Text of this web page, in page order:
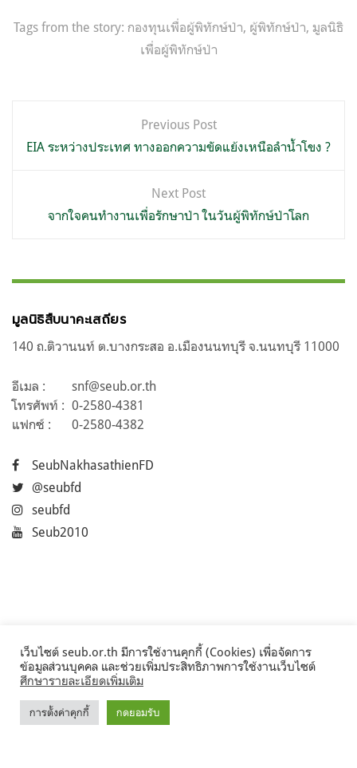
Tags from the story: กองทุนเพื่อผู้พิทักษ์ป่า, ผู้พิทักษ์ป่า, มูลนิธิ
เพื่อผู้พิทักษ์ป่า
เรื่อง
Previous Post
EIA ระหว่างประเทศ ทางออกความขัดแย้งเหนือลำน้ำโขง ?
Next Post
จากใจคนทำงานเพื่อรักษาป่า ในวันผู้พิทักษ์ป่าโลก
มูลนิธิสืบนาคะเสถียร
140 ถ.ติวานนท์ ต.บางกระสอ อ.เมืองนนทบุรี จ.นนทบุรี 11000
อีเมล :
snf@seub.or.th
โทรศัพท์ : 0-2580-4381
แฟกซ์ :
0-2580-4382
SeubNakhasathienFD
@seubfd
seubfd
Seub2010
©2017 Seub.or.th
เว็บไซต์ seub.or.th มีการใช้งานคุกกี้ (Cookies) เพื่อจัดการ
ข้อมูลส่วนบุคคล และช่วยเพิ่มประสิทธิภาพการใช้งานเว็บไซต์
ศึกษารายละเอียดเพิ่มเติม
การตั้งค่าคุกกี้ กดยอมรับ